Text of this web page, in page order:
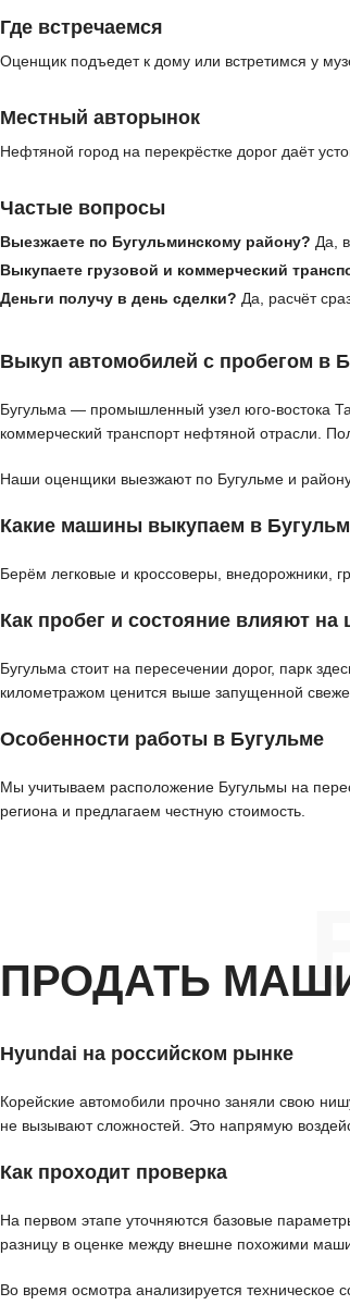
Где встречаемся
Оценщик подъедет к дому или встретимся у
Местный авторынок
Нефтяной город на перекрёстке дорог даёт
Частые вопросы
Выезжаете по Бугульминскому району? Да,
Выкупаете грузовой и коммерческий
Деньги получу в день сделки? Да, расчёт
Выкуп автомобилей с пробегом в
Бугульма — промышленный узел юго-востока
коммерческий транспорт нефтяной отрасли.
Наши оценщики выезжают по Бугульме и району
Какие машины выкупаем в
Берём легковые и кроссоверы, внедорожники,
Как пробег и состояние влияют на
Бугульма стоит на пересечении дорог, парк
километражом ценится выше запущенной
Особенности работы в Бугульме
Мы учитываем расположение Бугульмы на
региона и предлагаем честную стоимость.
ПРОДАТЬ
Hyundai на российском рынке
Корейские автомобили прочно заняли свою
не вызывают сложностей. Это напрямую
Как проходит проверка
На первом этапе уточняются базовые
разницу в оценке между внешне похожими
Во время осмотра анализируется техническое